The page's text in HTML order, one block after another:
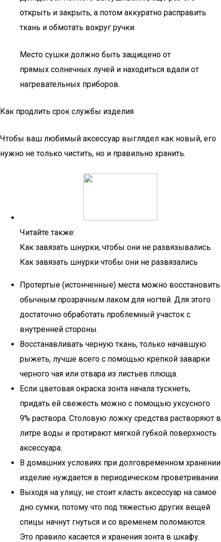
открыть и закрыть, а потом аккуратно расправить
ткань и обмотать вокруг ручки.
Место сушки должно быть защищено от
прямых солнечных лучей и находиться вдали от
нагревательных приборов.
Как продлить срок службы изделия
Чтобы ваш любимый аксессуар выглядел как новый, его
нужно не только чистить, но и правильно хранить.
Читайте также:
Как завязать шнурки, чтобы они не развязывались.
Как завязать шнурки чтобы они не развязались
Протертые (истонченные) места можно восстановить
обычным прозрачным лаком для ногтей. Для этого
достаточно обработать проблемный участок с
внутренней стороны.
Восстанавливать черную ткань, только начавшую
рыжеть, лучше всего с помощью крепкой заварки
черного чая или отвара из листьев плюща.
Если цветовая окраска зонта начала тускнеть,
придать ей свежесть можно с помощью уксусного
9% раствора. Столовую ложку средства растворяют в
литре воды и протирают мягкой губкой поверхность
аксессуара.
В домашних условиях при долговременном хранении
изделие нуждается в периодическом проветривании.
Выходя на улицу, не стоит класть аксессуар на самое
дно сумки, потому что под тяжестью других вещей
спицы начнут гнуться и со временем поломаются.
Это правило касается и хранения зонта в шкафу.